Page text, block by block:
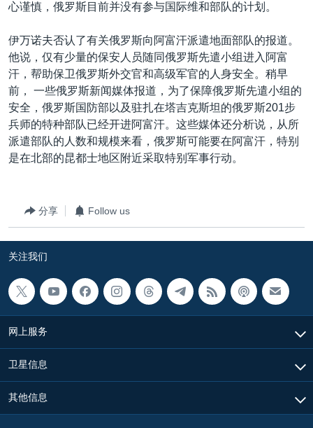
心谨慎，俄罗斯目前并没有参与国际维和部队的计划。
伊万诺夫否认了有关俄罗斯向阿富汗派遣地面部队的报道。
他说，仅有少量的保安人员随同俄罗斯先遣小组进入阿富
汗，帮助保卫俄罗斯外交官和高级军官的人身安全。稍早
前， 一些俄罗斯新闻媒体报道，为了保障俄罗斯先遣小组的
安全，俄罗斯国防部以及驻扎在塔吉克斯坦的俄罗斯201步
兵师的特种部队已经开进阿富汗。这些媒体还分析说，从所
派遣部队的人数和规模来看，俄罗斯可能要在阿富汗，特别
是在北部的昆都士地区附近采取特别军事行动。
分享 Follow us
关注我们
网上服务
卫星信息
其他信息